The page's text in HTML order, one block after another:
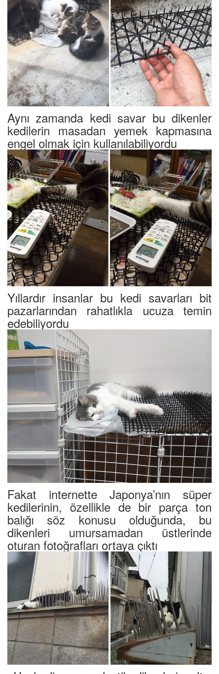
Aynı zamanda kedi savar bu dikenler
kedilerin masadan yemek kapmasına
engel olmak için kullanılabiliyordu
Yıllardır insanlar bu kedi savarları bit
pazarlarından rahatlıkla ucuza temin
edebiliyordu
Fakat internette Japonya’nın süper
kedilerinin, özellikle de bir parça ton
balığı söz konusu olduğunda, bu
dikenleri umursamadan üstlerinde
oturan fotoğrafları ortaya çıktı